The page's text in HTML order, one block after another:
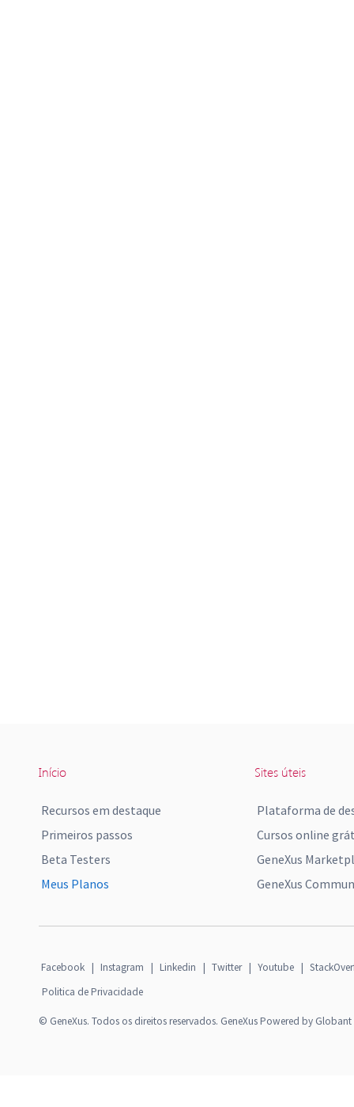
Início
Recursos em destaque
Primeiros passos
Beta Testers
Meus Planos
Sites úteis
Plataforma de
Cursos online
GeneXus
GeneXus
Facebook | Instagram | Linkedin | Twitter | Youtube |
Politica de Privacidade
© GeneXus. Todos os direitos reservados. GeneXus Powered by Globant